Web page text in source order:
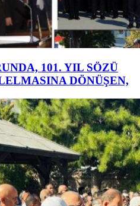
101. YIL SÖZÜ
DÖNÜŞEN,